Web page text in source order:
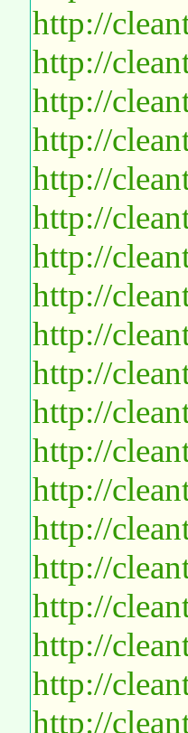
http://
http://
http://
http://
http://
http://
http://
http://
http://
http://
http://
http://
http://
http://
http://
http://
http://
http://
http://